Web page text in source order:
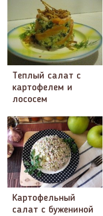
Теплый салат с
картофелем и
лососем
Картофельный
салат с бужениной